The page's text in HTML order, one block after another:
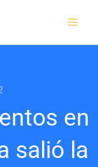
en
salió la